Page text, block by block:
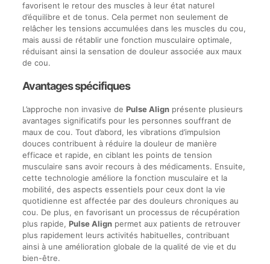
favorisent le retour des muscles à leur état naturel
d’équilibre et de tonus. Cela permet non seulement de
relâcher les tensions accumulées dans les muscles du cou,
mais aussi de rétablir une fonction musculaire optimale,
réduisant ainsi la sensation de douleur associée aux maux
de cou.
Avantages spécifiques
L’approche non invasive de Pulse Alignprésente plusieurs
avantages significatifs pour les personnes souffrant de
maux de cou. Tout d’abord, les vibrations d’impulsion
douces contribuent à réduire la douleur de manière
efficace et rapide, en ciblant les points de tension
musculaire sans avoir recours à des médicaments. Ensuite,
cette technologie améliore la fonction musculaire et la
mobilité, des aspects essentiels pour ceux dont la vie
quotidienne est affectée par des douleurs chroniques au
cou. De plus, en favorisant un processus de récupération
plus rapide, Pulse Alignpermet aux patients de retrouver
plus rapidement leurs activités habituelles, contribuant
ainsi à une amélioration globale de la qualité de vie et du
bien-être.